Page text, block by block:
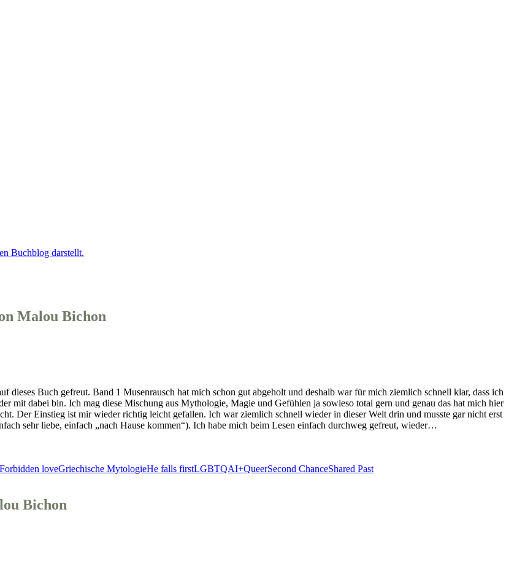
Malou Bichon
dieses Buch gefreut. Band 1 Musenrausch hat mich schon gut abgeholt und deshalb war für mich ziemlich schnell klar, dass ich
mit dabei bin. Ich mag diese Mischung aus Mythologie, Magie und Gefühlen ja sowieso total gern und genau das hat mich hier
Der Einstieg ist mir wieder richtig leicht gefallen. Ich war ziemlich schnell wieder in dieser Welt drin und musste gar nicht erst
sehr liebe, einfach „nach Hause kommen“). Ich habe mich beim Lesen einfach durchweg gefreut, wieder…
Forbidden loveGriechische MytologieHe falls firstLGBTQAI+QueerSecond ChanceShared Past
Bichon